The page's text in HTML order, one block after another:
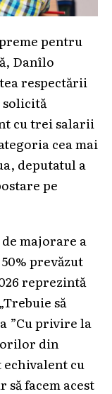
pentru
Danîlo
respectării
solicită
cu trei salarii
cea mai
deputatul a
pe
majorare a
prevăzut
reprezintă
să
”Cu privire la
din
cu
facem acest